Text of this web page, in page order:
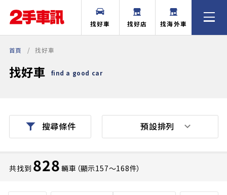
找好車 找好店 找海外車
首頁 找好車
找好車 find a good car
搜尋條件
共找到 828 輛車（顯示157〜168件）
預設排列